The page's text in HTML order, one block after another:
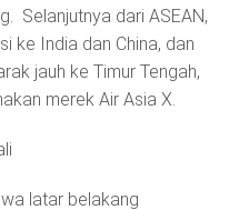
Selanjutnya dari ASEAN,
ke India dan China, dan
jauh ke Timur Tengah,
merek Air Asia X.
latar belakang